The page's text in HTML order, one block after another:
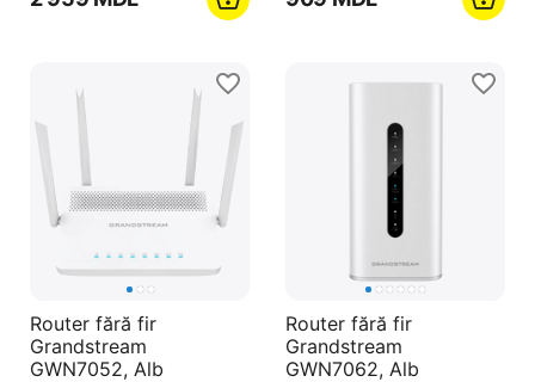
Router fără fir
Grandstream
GWN7052, Alb
Router fără fir
Grandstream
GWN7062, Alb